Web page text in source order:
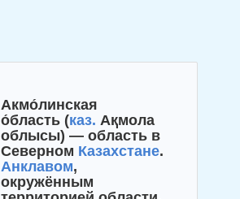
Акмо́линская
о́бласть (каз. Ақмола
облысы) — область в
Северном Казахстане.
Анклавом,
окружённым